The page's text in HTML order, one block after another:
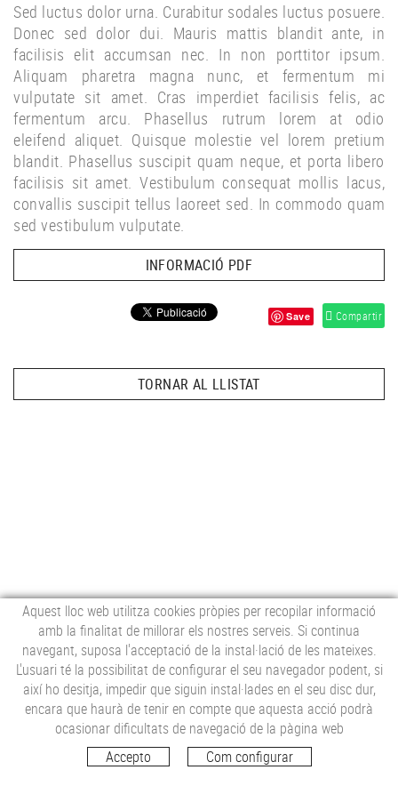
Sed luctus dolor urna. Curabitur sodales luctus posuere.
Donec sed dolor dui. Mauris mattis blandit ante, in
facilisis elit accumsan nec. In non porttitor ipsum.
Aliquam pharetra magna nunc, et fermentum mi
vulputate sit amet. Cras imperdiet facilisis felis, ac
fermentum arcu. Phasellus rutrum lorem at odio
eleifend aliquet. Quisque molestie vel lorem pretium
blandit. Phasellus suscipit quam neque, et porta libero
facilisis sit amet. Vestibulum consequat mollis lacus,
convallis suscipit tellus laoreet sed. In commodo quam
sed vestibulum vulputate.
INFORMACIÓ PDF
Save Compartir
TORNAR AL LLISTAT
Carrer de Figueres, 1
17706 Pont de Molins, Girona
Tel. 972 52 93 58
Aquest lloc web utilitza cookies pròpies per recopilar informació
amb la finalitat de millorar els nostres serveis. Si continua
navegant, suposa l'acceptació de la instal·lació de les mateixes.
L'usuari té la possibilitat de configurar el seu navegador podent, si
així ho desitja, impedir que siguin instal·lades en el seu disc dur,
encara que haurà de tenir en compte que aquesta acció podrà
ocasionar dificultats de navegació de la pàgina web
Accepto
Com configurar